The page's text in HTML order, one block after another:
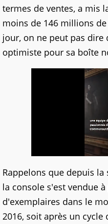
termes de ventes, a mis
moins de 146 millions
jour, on ne peut pas dire
optimiste pour sa boîte
Rappelons que depuis la
la console s'est vendue
d'exemplaires dans le
2016, soit après un cycle